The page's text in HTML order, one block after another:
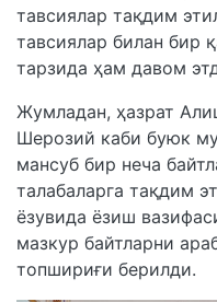
тавсиялар тақдим
тавсиялар билан бир
тарзида ҳам давом
Жумладан, ҳазрат
Шерозий каби буюк
мансуб бир неча
талабаларга тақдим
ёзувида ёзиш
мазкур байтларни
топшириғи берилди.